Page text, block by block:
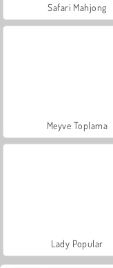
Safari Mahjong
Meyve Toplama
Lady Popular